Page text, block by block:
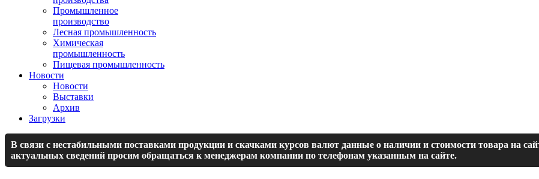
Промышленное
производство
Лесная промышленность
Химическая
промышленность
Пищевая промышленность
Новости
Новости
Выставки
Архив
Загрузки
В связи с нестабильными поставками продукции и скачками курсов валют данные о наличии и стоимости товара на
актуальных сведений просим обращаться к менеджерам компании по телефонам указанным на сайте.